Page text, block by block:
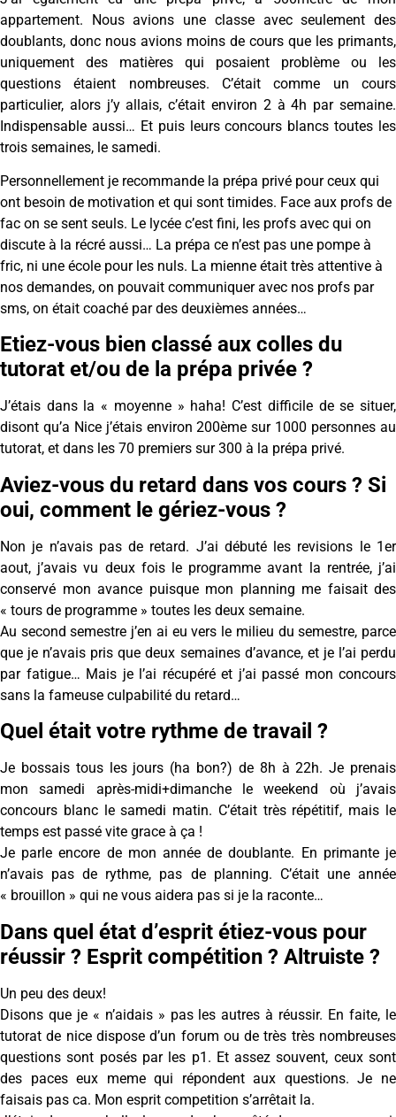
appartement. Nous avions une classe avec seulement des
doublants, donc nous avions moins de cours que les primants,
uniquement des matières qui posaient problème ou les
questions étaient nombreuses. C’était comme un cours
particulier, alors j’y allais, c’était environ 2 à 4h par semaine.
Indispensable aussi… Et puis leurs concours blancs toutes les
trois semaines, le samedi.
Personnellement je recommande la prépa privé pour ceux qui
ont besoin de motivation et qui sont timides. Face aux profs de
fac on se sent seuls. Le lycée c’est fini, les profs avec qui on
discute à la récré aussi… La prépa ce n’est pas une pompe à
fric, ni une école pour les nuls. La mienne était très attentive à
nos demandes, on pouvait communiquer avec nos profs par
sms, on était coaché par des deuxièmes années…
Etiez-vous bien classé aux colles du
tutorat et/ou de la prépa privée ?
J’étais dans la « moyenne » haha! C’est difficile de se situer,
disont qu’a Nice j’étais environ 200ème sur 1000 personnes au
tutorat, et dans les 70 premiers sur 300 à la prépa privé.
Aviez-vous du retard dans vos cours ? Si
oui, comment le gériez-vous ?
Non je n’avais pas de retard. J’ai débuté les revisions le 1er
aout, j’avais vu deux fois le programme avant la rentrée, j’ai
conservé mon avance puisque mon planning me faisait des
« tours de programme » toutes les deux semaine.
Au second semestre j’en ai eu vers le milieu du semestre, parce
que je n’avais pris que deux semaines d’avance, et je l’ai perdu
par fatigue… Mais je l’ai récupéré et j’ai passé mon concours
sans la fameuse culpabilité du retard…
Quel était votre rythme de travail ?
Je bossais tous les jours (ha bon?) de 8h à 22h. Je prenais
mon samedi après-midi+dimanche le weekend où j’avais
concours blanc le samedi matin. C’était très répétitif, mais le
temps est passé vite grace à ça !
Je parle encore de mon année de doublante. En primante je
n’avais pas de rythme, pas de planning. C’était une année
« brouillon » qui ne vous aidera pas si je la raconte…
Dans quel état d’esprit étiez-vous pour
réussir ? Esprit compétition ? Altruiste ?
Un peu des deux!
Disons que je « n’aidais » pas les autres à réussir. En faite, le
tutorat de nice dispose d’un forum ou de très très nombreuses
questions sont posés par les p1. Et assez souvent, ceux sont
des paces eux meme qui répondent aux questions. Je ne
faisais pas ca. Mon esprit competition s’arrêtait la.